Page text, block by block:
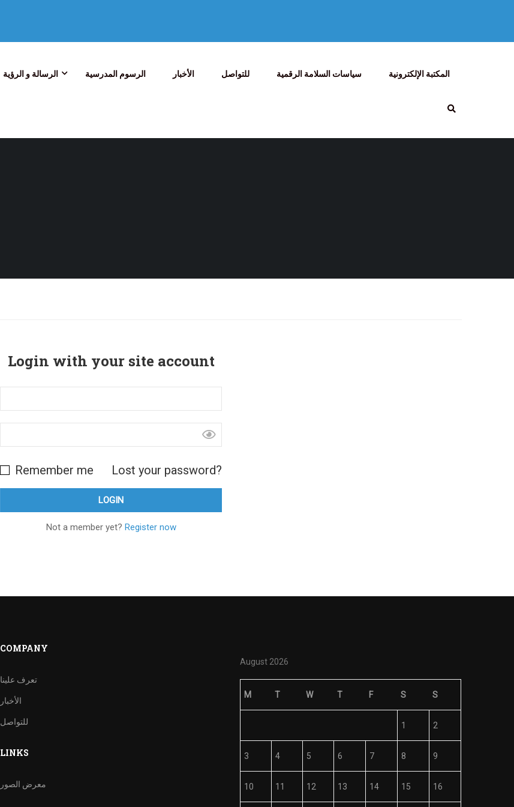
الرسالة و الرؤية الرسوم المدرسية الأخبار للتواصل سياسات السلامة الرقمية المكتبة الإلكترونية
Login with your site account
Lost your password?
Remember me
Not a member yet? Register now
COMPANY
تعرف علينا
الأخبار
للتواصل
LINKS
معرض الصور
August 2026
M T W T F S S
1 2
3 4 5 6 7 8 9
10 11 12 13 14 15 16